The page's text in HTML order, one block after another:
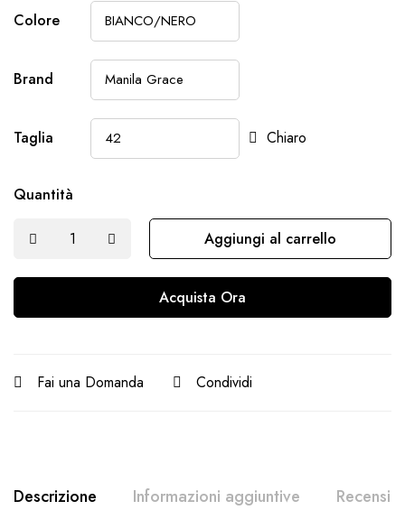
Colore
Brand
Taglia Chiaro
Quantità
Aggiungi al carrello
Acquista Ora
Fai una Domanda Condividi
Descrizione Informazioni aggiuntive